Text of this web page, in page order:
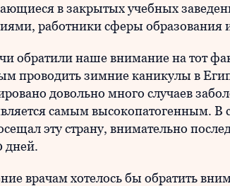
в закрытых учебных
работники сферы образования
обратили наше внимание на тот
проводить зимние каникулы в
довольно много случаев
самым высокопатогенным. В
эту страну, внимательно
дней.
врачам хотелось бы обратить